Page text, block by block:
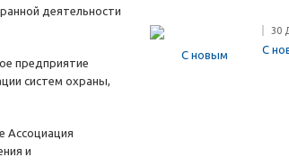
деятельности
предприятие
систем охраны,
Ассоциация
и
30
С